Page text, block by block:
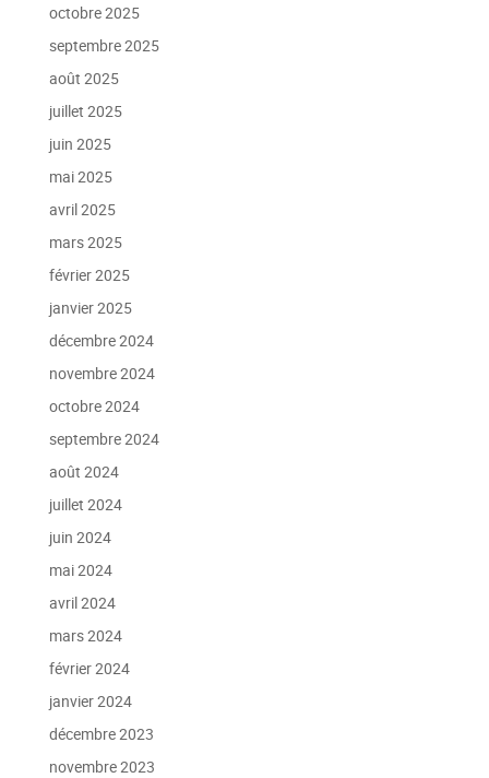
octobre 2025
septembre 2025
août 2025
juillet 2025
juin 2025
mai 2025
avril 2025
mars 2025
février 2025
janvier 2025
décembre 2024
novembre 2024
octobre 2024
septembre 2024
août 2024
juillet 2024
juin 2024
mai 2024
avril 2024
mars 2024
février 2024
janvier 2024
décembre 2023
novembre 2023